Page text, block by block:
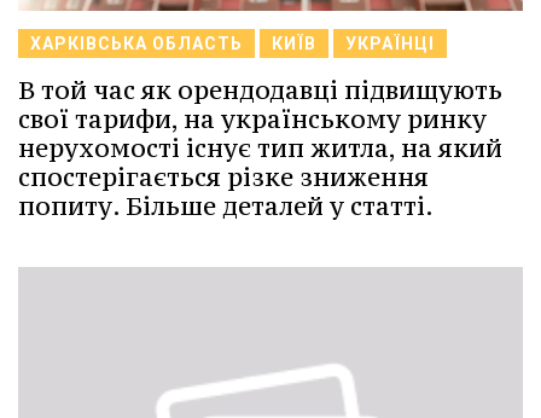
ХАРКІВСЬКА ОБЛАСТЬ КИЇВ УКРАЇНЦІ
В той час як орендодавці підвищують
свої тарифи, на українському ринку
нерухомості існує тип житла, на який
спостерігається різке зниження
попиту. Більше деталей у статті.